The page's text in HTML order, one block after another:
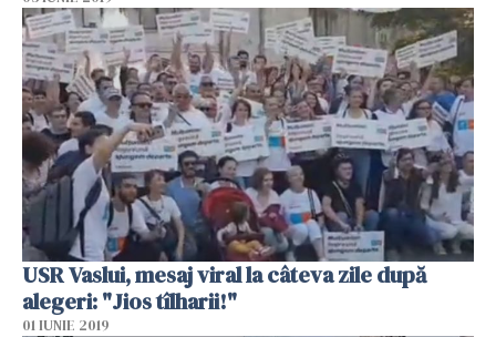
USR Vaslui, mesaj viral la câteva zile după
alegeri: "Jios tîlharii!"
01 IUNIE 2019